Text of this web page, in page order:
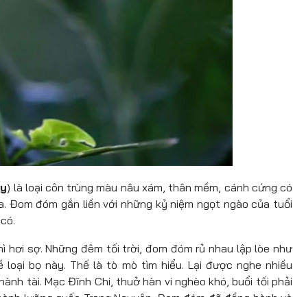
) là loại côn trùng màu nâu xám, thân mềm, cánh cứng có
Đom đóm gắn liền với những kỷ niệm ngọt ngào của tuổi
hơi sợ. Những đêm tối trời, đom đóm rủ nhau lập lòe như
bọ này. Thế là tò mò tìm hiểu. Lại được nghe nhiều
tài. Mạc Đĩnh Chi, thuở hàn vi nghèo khó, buổi tối phải